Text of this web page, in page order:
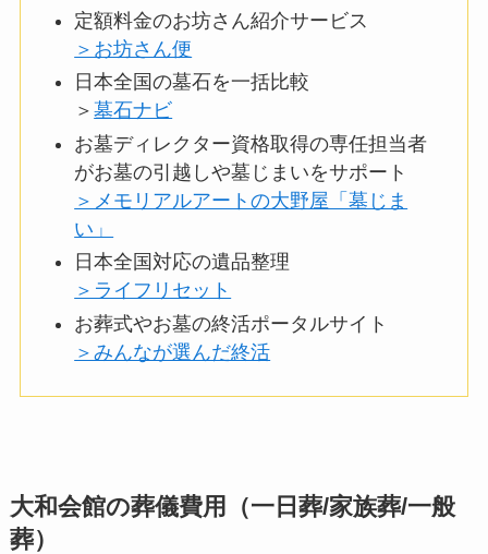
定額料金のお坊さん紹介サービス
＞お坊さん便
日本全国の墓石を一括比較
＞墓石ナビ
お墓ディレクター資格取得の専任担当者
がお墓の引越しや墓じまいをサポート
＞メモリアルアートの大野屋「墓じま
い」
日本全国対応の遺品整理
＞ライフリセット
お葬式やお墓の終活ポータルサイト
＞みんなが選んだ終活
大和会館の葬儀費用（一日葬/家族葬/一般
葬）